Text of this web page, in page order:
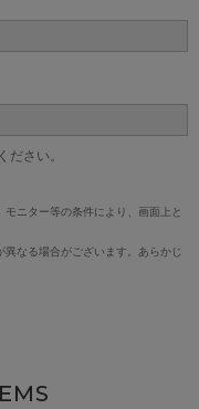
ださい。
ニター等の条件により、画面上と
なる場合がございます。あらかじ